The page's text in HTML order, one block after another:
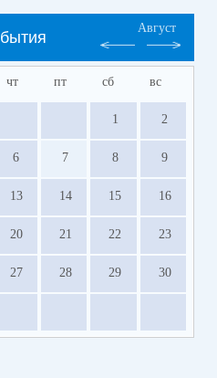
Август
чт пт сб вс
1 2
6 7 8 9
13 14 15 16
20 21 22 23
27 28 29 30